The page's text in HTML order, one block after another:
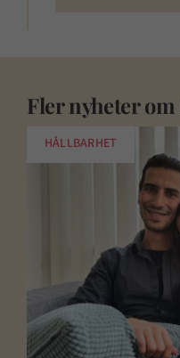
Fler nyheter om
HÅLLBARHET